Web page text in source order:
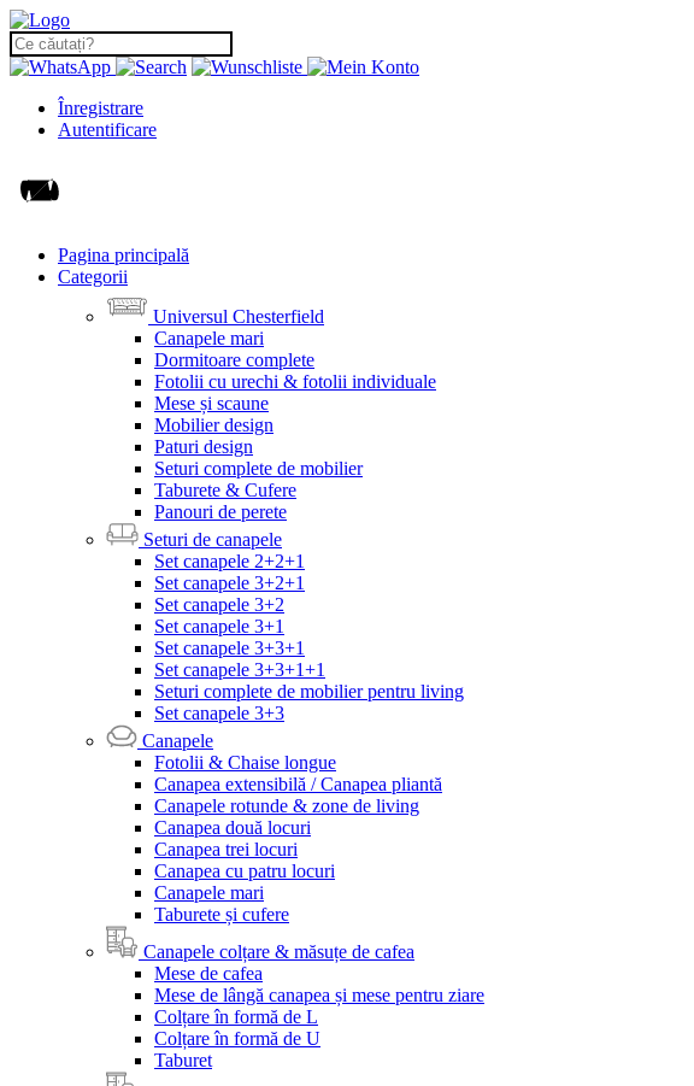
Înregistrare
Autentificare
Pagina principală
Categorii
Universul Chesterfield
Canapele mari
Dormitoare complete
Fotolii cu urechi & fotolii individuale
Mese și scaune
Mobilier design
Paturi design
Seturi complete de mobilier
Taburete & Cufere
Panouri de perete
Seturi de canapele
Set canapele 2+2+1
Set canapele 3+2+1
Set canapele 3+2
Set canapele 3+1
Set canapele 3+3+1
Set canapele 3+3+1+1
Seturi complete de mobilier pentru living
Set canapele 3+3
Canapele
Fotolii & Chaise longue
Canapea extensibilă / Canapea pliantă
Canapele rotunde & zone de living
Canapea două locuri
Canapea trei locuri
Canapea cu patru locuri
Canapele mari
Taburete și cufere
Canapele colțare & măsuțe de cafea
Mese de cafea
Mese de lângă canapea și mese pentru ziare
Colțare în formă de L
Colțare în formă de U
Taburet